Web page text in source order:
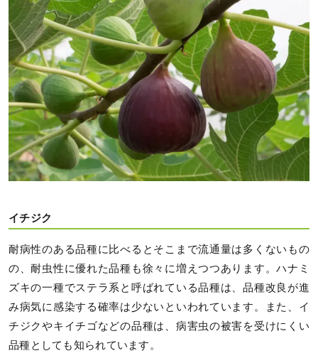
イチジク
耐病性のある品種に比べるとそこまで流通量は多くないもの
の、耐虫性に優れた品種も徐々に増えつつあります。ハナミ
ズキの一種でステラ系と呼ばれている品種は、品種改良が進
み病気に感染する確率は少ないといわれています。また、イ
チジクやキイチゴなどの品種は、病害虫の被害を受けにくい
品種としても知られています。